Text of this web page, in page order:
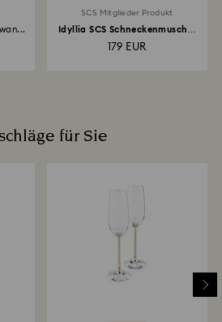
SCS Mitglieder Produkt
Idyllia SCS Schneckenmuschel
179 EUR
für Sie